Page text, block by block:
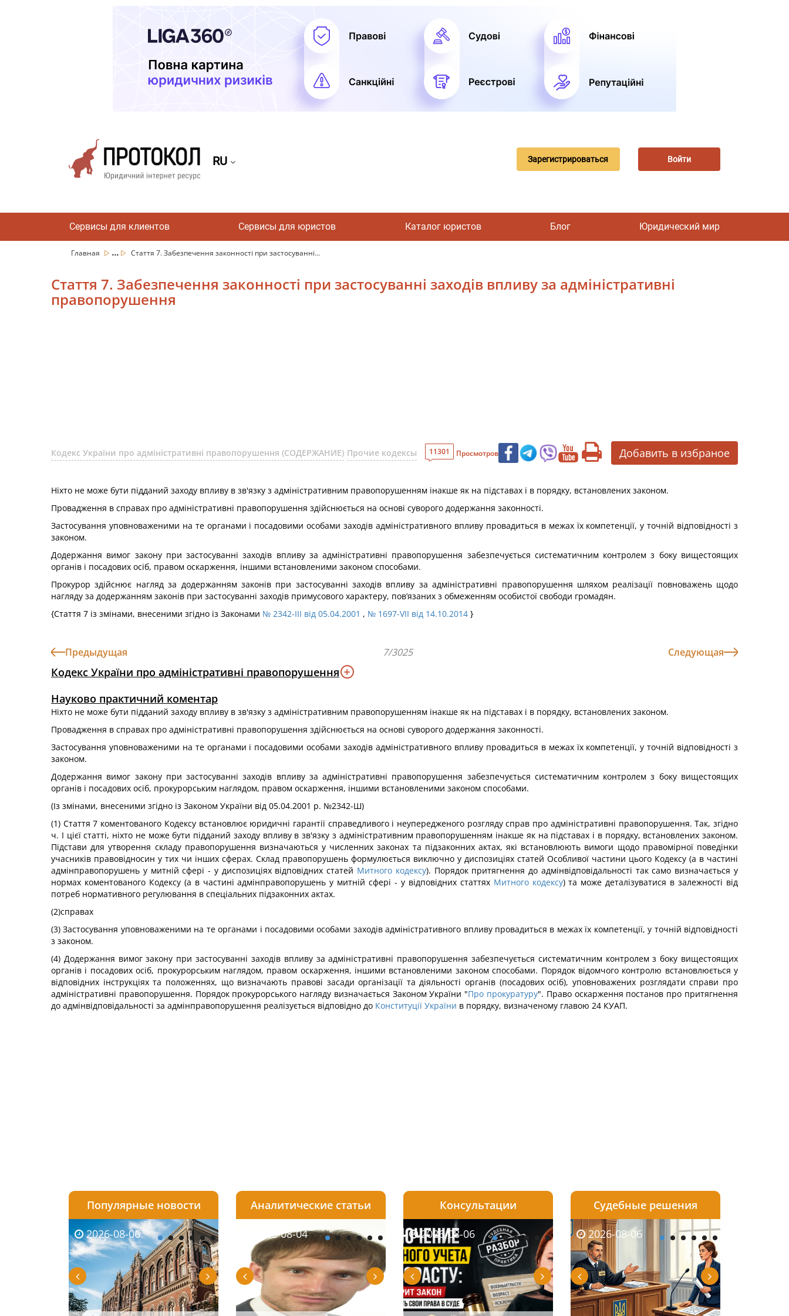
RU Зарегистрироваться Войти
Сервисы для клиентов Сервисы для юристов Каталог юристов Блог Юридический мир
Главная ... Стаття 7. Забезпечення законності при застосуванні...
Стаття 7. Забезпечення законності при застосуванні заходів впливу за адміністративні
правопорушення
Кодекс України про адміністративні правопорушення (СОДЕРЖАНИЕ) Прочие кодексы 11301 Просмотров Добавить в избраное
Ніхто не може бути підданий заходу впливу в зв'язку з адміністративним правопорушенням інакше як на підставах і в порядку, встановлених законом.
Провадження в справах про адміністративні правопорушення здійснюється на основі суворого додержання законності.
Застосування уповноваженими на те органами і посадовими особами заходів адміністративного впливу провадиться в межах їх компетенції, у точній відповідності з
законом.
Додержання вимог закону при застосуванні заходів впливу за адміністративні правопорушення забезпечується систематичним контролем з боку вищестоящих
органів і посадових осіб, правом оскарження, іншими встановленими законом способами.
Прокурор здійснює нагляд за додержанням законів при застосуванні заходів впливу за адміністративні правопорушення шляхом реалізації повноважень щодо
нагляду за додержанням законів при застосуванні заходів примусового характеру, пов’язаних з обмеженням особистої свободи громадян.
{Стаття 7 із змінами, внесеними згідно із Законами № 2342-III від 05.04.2001 , № 1697-VII від 14.10.2014 }
Предыдущая 7/3025 Следующая
Кодекс України про адміністративні правопорушення
Науково практичний коментар
Ніхто не може бути підданий заходу впливу в зв'язку з адміністративним правопорушенням інакше як на підставах і в порядку, встановлених законом.
Провадження в справах про адміністративні правопорушення здійснюється на основі суворого додержання законності.
Застосування уповноваженими на те органами і посадовими особами заходів адміністративного впливу провадиться в межах їх компетенції, у точній відповідності з
законом.
Додержання вимог закону при застосуванні заходів впливу за адміністративні правопорушення забезпечується систематичним контролем з боку вищестоящих
органів і посадових осіб, прокурорським наглядом, правом оскарження, іншими встановленими законом способами.
(Із змінами, внесеними згідно із Законом України від 05.04.2001 р. №2342-Ш)
(1) Стаття 7 коментованого Кодексу встановлює юридичні гарантії справедливого і неупередженого розгляду справ про адміністративні правопорушення. Так, згідно
ч. І цієї статті, ніхто не може бути підданий заходу впливу в зв'язку з адміністративним правопорушенням інакше як на підставах і в порядку, встановлених законом.
Підстави для утворення складу правопорушення визначаються у численних законах та підзаконних актах, які встановлюють вимоги щодо правомірної поведінки
учасників правовідносин у тих чи інших сферах. Склад правопорушень формулюється виключно у диспозиціях статей Особливої частини цього Кодексу (а в частині
адмінправопорушень у митній сфері - у диспозиціях відповідних статей Митного кодексу). Порядок притягнення до адмінвідповідальності так само визначається у
нормах коментованого Кодексу (а в частині адмінправопорушень у митній сфері - у відповідних статтях Митного кодексу) та може деталізуватися в залежності від
потреб нормативного регулювання в спеціальних підзаконних актах.
(2)справах
(3) Застосування уповноваженими на те органами і посадовими особами заходів адміністративного впливу провадиться в межах їх компетенції, у точній відповідності
з законом.
(4) Додержання вимог закону при застосуванні заходів впливу за адміністративні правопорушення забезпечується систематичним контролем з боку вищестоящих
органів і посадових осіб, прокурорським наглядом, правом оскарження, іншими встановленими законом способами. Порядок відомчого контролю встановлюється у
відповідних інструкціях та положеннях, що визначають правові засади організації та діяльності органів (посадових осіб), уповноважених розглядати справи про
адміністративні правопорушення. Порядок прокурорського нагляду визначається Законом України "Про прокуратуру". Право оскарження постанов про притягнення
до адмінвідповідальності за адмінправопорушення реалізується відповідно до Конституції України в порядку, визначеному главою 24 КУАП.
Популярные новости
2026-08-06 2026-08-06 2026-08-06 2026-08-05 2026-08-05
Аналитические статьи
2026-08-03 2026-08-04 2026-08-04 2026-08-03 2026-08-03
Консультации
2026-08-05 2026-08-06 2026-08-06 2026-08-06
Судебные решения
2026-07-30 2026-08-06